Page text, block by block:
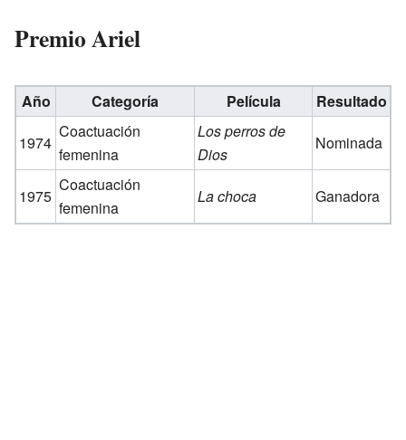
Premio Ariel
Año Categoría Película
Resultado
1974
Coactuación
femenina
Los perros de
Dios
Nominada
1975
Coactuación
femenina
La choca Ganadora